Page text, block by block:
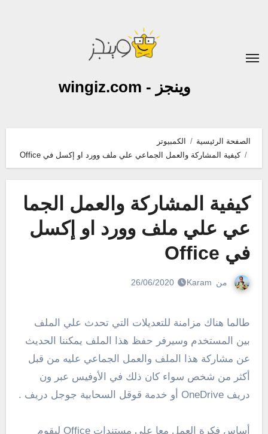
وينجز - wingiz.com
الصفحة الرئيسية
الكمبيوتر
كيفية المشاركة والعمل الجماعي علي ملف وورد او إكسل في Office
كيفية المشاركة والعمل الجما
عي علي ملف وورد او إكسل
في Office
من Karam
26/06/2020
طالما هناك مزامنة للتعديلات التي تحدث علي الملف
بين المستخدم وسيرفر حفظ هذا الملف يمكننا الحديث
عن مشاركة هذا الملف والعمل الجماعي عليه من قبل
أكثر من شخص سواء كان ذلك في الأوفيس عبر ون
دريف OneDrive أو خدمة قوقل السحابية جوجل دريف .
أساس فكرة العمل معا علي مستندات Office ليقوم